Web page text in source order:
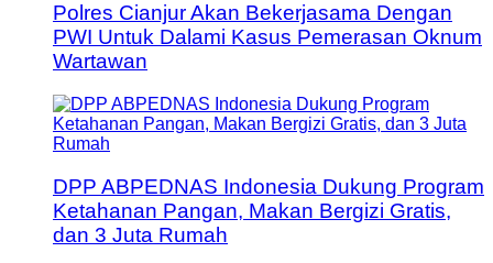
Polres Cianjur Akan Bekerjasama Dengan
PWI Untuk Dalami Kasus Pemerasan Oknum
Wartawan
DPP ABPEDNAS Indonesia Dukung Program
Ketahanan Pangan, Makan Bergizi Gratis,
dan 3 Juta Rumah